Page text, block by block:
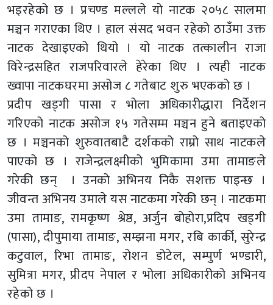
भइरहेको छ । प्रचण्ड मल्लले यो नाटक २०५८ सालमा
मञ्चन गराएका थिए । हाल संसद भवन रहेको ठाउँमा उक्त
नाटक देखाइएको थियो । यो नाटक तत्कालीन राजा
विरेन्द्रसहित राजपरिवारले हेरेका थिए । त्यही नाटक
ख्वापा नाटकघरमा असोज ८ गतेबाट शुरु भएकको छ ।
प्रदीप खड्गी पासा र भोला अधिकारीद्धारा निर्देशन
गरिएको नाटक असोज १५ गतेसम्म मञ्चन हुने बताइएको
छ । मञ्चनको शुरुवातबाटै दर्शकको राम्रो साथ नाटकले
पाएको छ । राजेन्द्रलक्ष्मीको भुमिकामा उमा तामाङले
गरेकी छन् । उनको अभिनय निकै सशक्त पाइन्छ ।
जीवन्त अभिनय उमाले यस नाटकमा गरेकी छन् । नाटकमा
उमा तामाङ, रामकृष्ण श्रेष्ठ, अर्जुन बोहोरा,प्रदिप खड्गी
(पासा), दीपुमाया तामाङ, सम्झना मगर, रबि कार्की, सुरेन्द्र
कटुवाल, रिभा तामाङ, रोशन डोटेल, सम्पुर्ण भण्डारी,
सुमित्रा मगर, प्रीदप नेपाल र भोला अधिकारीको अभिनय
रहेको छ ।